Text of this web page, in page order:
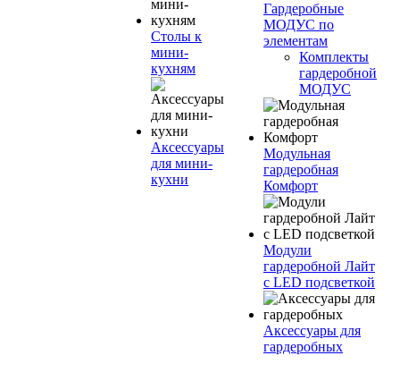
Столы к
мини-
кухням
Аксессуары
для мини-
кухни
Гардеробные
МОДУС по
элементам
Комплекты
гардеробной
МОДУС
Модульная
гардеробная
Комфорт
Модули
гардеробной Лайт
с LED подсветкой
Аксессуары для
гардеробных